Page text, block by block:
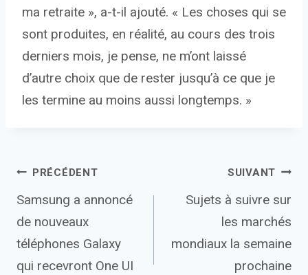
ma retraite », a-t-il ajouté. « Les choses qui se
sont produites, en réalité, au cours des trois
derniers mois, je pense, ne m’ont laissé
d’autre choix que de rester jusqu’à ce que je
les termine au moins aussi longtemps. »
Navigation
de
l’article
PRÉCÉDENT
Samsung a annoncé
de nouveaux
téléphones Galaxy
qui recevront One UI
SUIVANT
Sujets à suivre sur
les marchés
mondiaux la semaine
prochaine